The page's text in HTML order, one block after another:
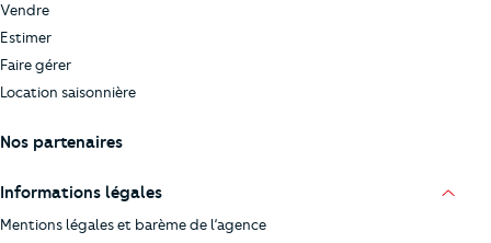
Vendre
Estimer
Faire gérer
Location saisonnière
Nos partenaires
Informations légales
Mentions légales et barème de l’agence